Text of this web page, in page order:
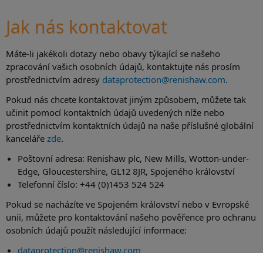
Jak nás kontaktovat
Máte-li jakékoli dotazy nebo obavy týkající se našeho
zpracování vašich osobních údajů, kontaktujte nás prosím
prostřednictvím adresy dataprotection@renishaw.com.
Pokud nás chcete kontaktovat jiným způsobem, můžete tak
učinit pomocí kontaktních údajů uvedených níže nebo
prostřednictvím kontaktních údajů na naše příslušné globální
kanceláře zde.
Poštovní adresa: Renishaw plc, New Mills, Wotton-under-
Edge, Gloucestershire, GL12 8JR, Spojeného království
Telefonní číslo: +44 (0)1453 524 524
Pokud se nacházíte ve Spojeném království nebo v Evropské
unii, můžete pro kontaktování našeho pověřence pro ochranu
osobních údajů použít následující informace:
dataprotection@renishaw.com